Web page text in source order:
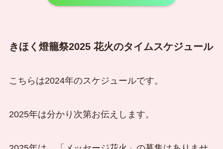
きほく燈籠祭2025 花火のタイムスケジュール
こちらは2024年のスケジュールです。
2025年は分かり次第お伝えします。